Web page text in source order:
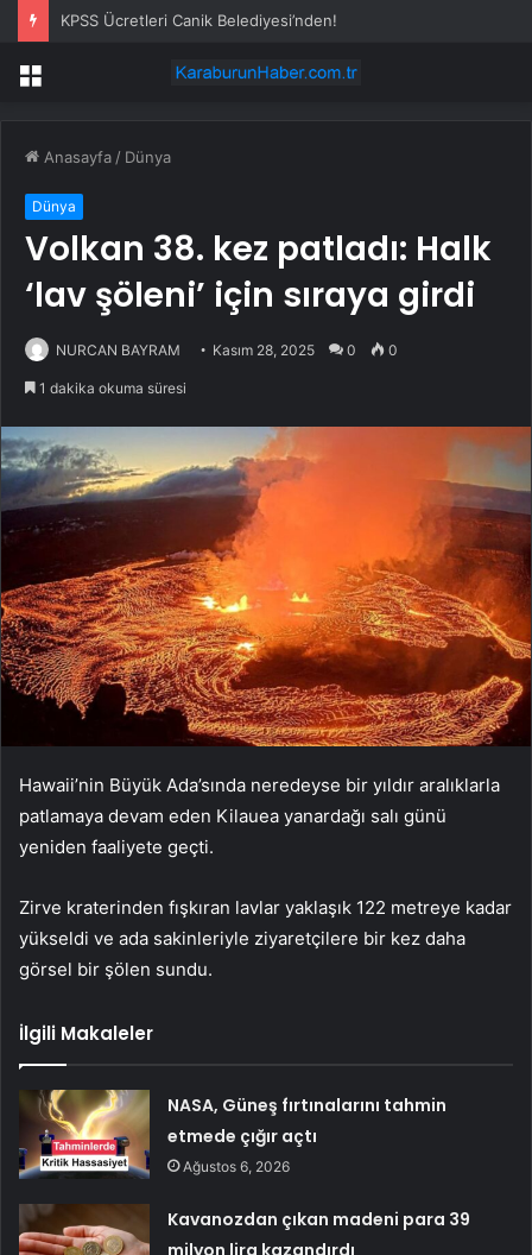
KPSS Ücretleri Canik Belediyesi’nden!
Menü
Anasayfa / Dünya
Dünya
Volkan 38. kez patladı: Halk
‘lav şöleni’ için sıraya girdi
NURCAN BAYRAM Kasım 28, 2025 0 0
1 dakika okuma süresi
Hawaii’nin Büyük Ada’sında neredeyse bir yıldır aralıklarla
patlamaya devam eden Kilauea yanardağı salı günü
yeniden faaliyete geçti.
Zirve kraterinden fışkıran lavlar yaklaşık 122 metreye kadar
yükseldi ve ada sakinleriyle ziyaretçilere bir kez daha
görsel bir şölen sundu.
İlgili Makaleler
NASA, Güneş fırtınalarını tahmin
etmede çığır açtı
Ağustos 6, 2026
Kavanozdan çıkan madeni para 39